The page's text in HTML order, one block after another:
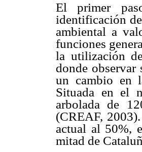
El primer
identificación
ambiental a
funciones
la utilización
donde observar
un cambio en
Situada en el
arbolada de
(CREAF,
actual al 50%,
mitad de